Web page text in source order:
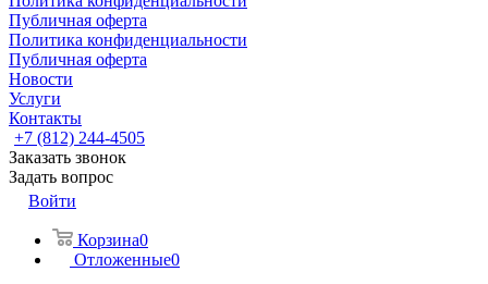
Публичная оферта
Политика конфиденциальности
Публичная оферта
Новости
Услуги
Контакты
+7 (812) 244-4505
Заказать звонок
Задать вопрос
Войти
Корзина0
Отложенные0